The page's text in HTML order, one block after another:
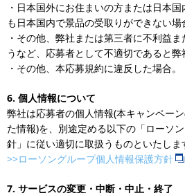
・日本国外にお住まいの方または日本
も日本国内で景品の受取りができない場
・その他、弊社または第三者に不利益
うなど、応募者として不適切であると弊
・その他、本応募規約に違反した場合。
6. 個人情報について
弊社は応募者の個人情報(本キャンペー
た情報)を、別途定める以下の「ローソ
針」に従い適切に取扱うものといたしま
>>ローソングループ個人情報保護方針
7. サービスの変更・中断・中止・終了